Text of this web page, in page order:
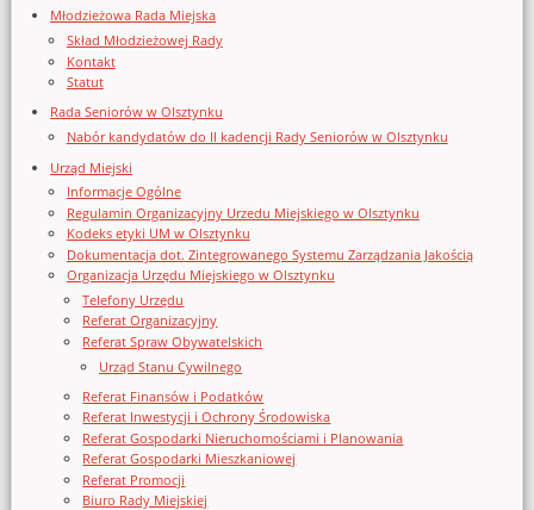
Młodzieżowa Rada Miejska
Skład Młodzieżowej Rady
Kontakt
Statut
Rada Seniorów w Olsztynku
Nabór kandydatów do II kadencji Rady Seniorów w Olsztynku
Urząd Miejski
Informacje Ogólne
Regulamin Organizacyjny Urzedu Miejskiego w Olsztynku
Kodeks etyki UM w Olsztynku
Dokumentacja dot. Zintegrowanego Systemu Zarządzania Jakością
Organizacja Urzędu Miejskiego w Olsztynku
Telefony Urzędu
Referat Organizacyjny
Referat Spraw Obywatelskich
Urząd Stanu Cywilnego
Referat Finansów i Podatków
Referat Inwestycji i Ochrony Środowiska
Referat Gospodarki Nieruchomościami i Planowania
Referat Gospodarki Mieszkaniowej
Referat Promocji
Biuro Rady Miejskiej